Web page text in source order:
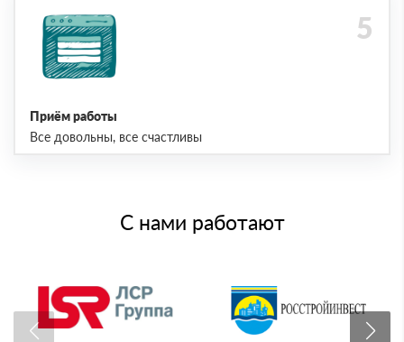
Приём работы
Все довольны, все счастливы
С нами работают